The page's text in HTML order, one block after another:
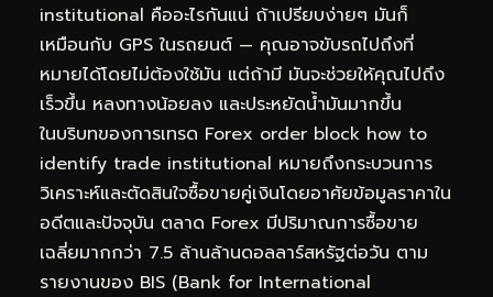
institutional คืออะไรกันแน่ ถ้าเปรียบง่ายๆ มันก็
เหมือนกับ GPS ในรถยนต์ — คุณอาจขับรถไปถึงที่
หมายได้โดยไม่ต้องใช้มัน แต่ถ้ามี มันจะช่วยให้คุณไปถึง
เร็วขึ้น หลงทางน้อยลง และประหยัดน้ำมันมากขึ้น
ในบริบทของการเทรด Forex order block how to
identify trade institutional หมายถึงกระบวนการ
วิเคราะห์และตัดสินใจซื้อขายคู่เงินโดยอาศัยข้อมูลราคาใน
อดีตและปัจจุบัน ตลาด Forex มีปริมาณการซื้อขาย
เฉลี่ยมากกว่า 7.5 ล้านล้านดอลลาร์สหรัฐต่อวัน ตาม
รายงานของ BIS (Bank for International